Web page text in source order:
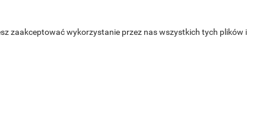
zaakceptować wykorzystanie przez nas wszystkich tych plików i